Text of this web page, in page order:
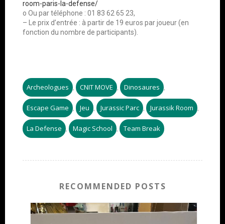
room-paris-la-defense/
o Ou par téléphone : 01 83 62 65 23,
– Le prix d’entrée : à partir de 19 euros par joueur (en
fonction du nombre de participants).
Archeologues , CNIT MOVE , Dinosaures ,
Escape Game , Jeu , Jurassic Parc , Jurassik Room ,
La Defense , Magic School , Team Break
RECOMMENDED POSTS